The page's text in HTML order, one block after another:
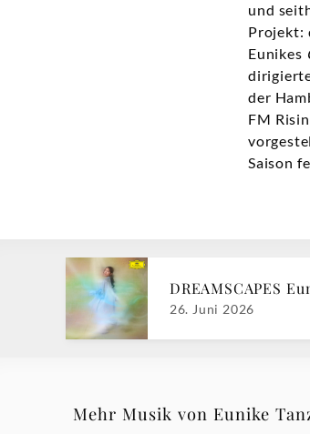
und
Projekt:
Eunikes
der
FM
Saison
DREAMSCAPES
26. Juni 2026
Mehr Musik von Eunike